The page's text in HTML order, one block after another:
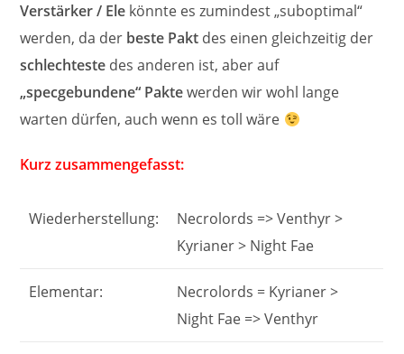
Verstärker / Ele könnte es zumindest „suboptimal“
werden, da der beste Pakt des einen gleichzeitig der
schlechteste des anderen ist, aber auf
„specgebundene“ Paktewerden wir wohl lange
warten dürfen, auch wenn es toll wäre
Kurz zusammengefasst:
Wiederherstellung:
Necrolords => Venthyr >
Kyrianer > Night Fae
Elementar:
Necrolords = Kyrianer >
Night Fae => Venthyr